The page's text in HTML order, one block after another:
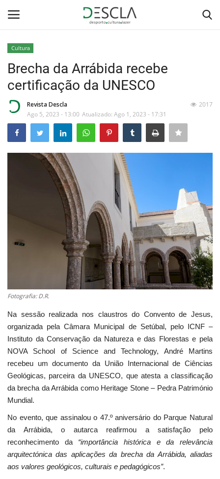
Home
...by Descla
Desporto
Contactos
Estatuto Editorial
Ficha técnica
Cultura
Lazer
Ambiente
Cultura
Brecha da Arrábida recebe
certificação da UNESCO
Revista Descla
Ago 5, 2023 - 13:00 Atualizado: Ago 1, 2023 - 17:31
2017
Fotografia: D.R.
Na sessão realizada nos claustros do Convento de Jesus,
organizada pela Câmara Municipal de Setúbal, pelo ICNF –
Instituto da Conservação da Natureza e das Florestas e pela
NOVA School of Science and Technology, André Martins
recebeu um documento da União Internacional de Ciências
Geológicas, parceira da UNESCO, que atesta a classificação
da brecha da Arrábida como Heritage Stone – Pedra Património
Mundial.
No evento, que assinalou o 47.º aniversário do Parque Natural
da Arrábida, o autarca reafirmou a satisfação pelo
reconhecimento da “importância histórica e da relevância
arquitectónica das aplicações da brecha da Arrábida, aliadas
aos valores geológicos, culturais e pedagógicos”.